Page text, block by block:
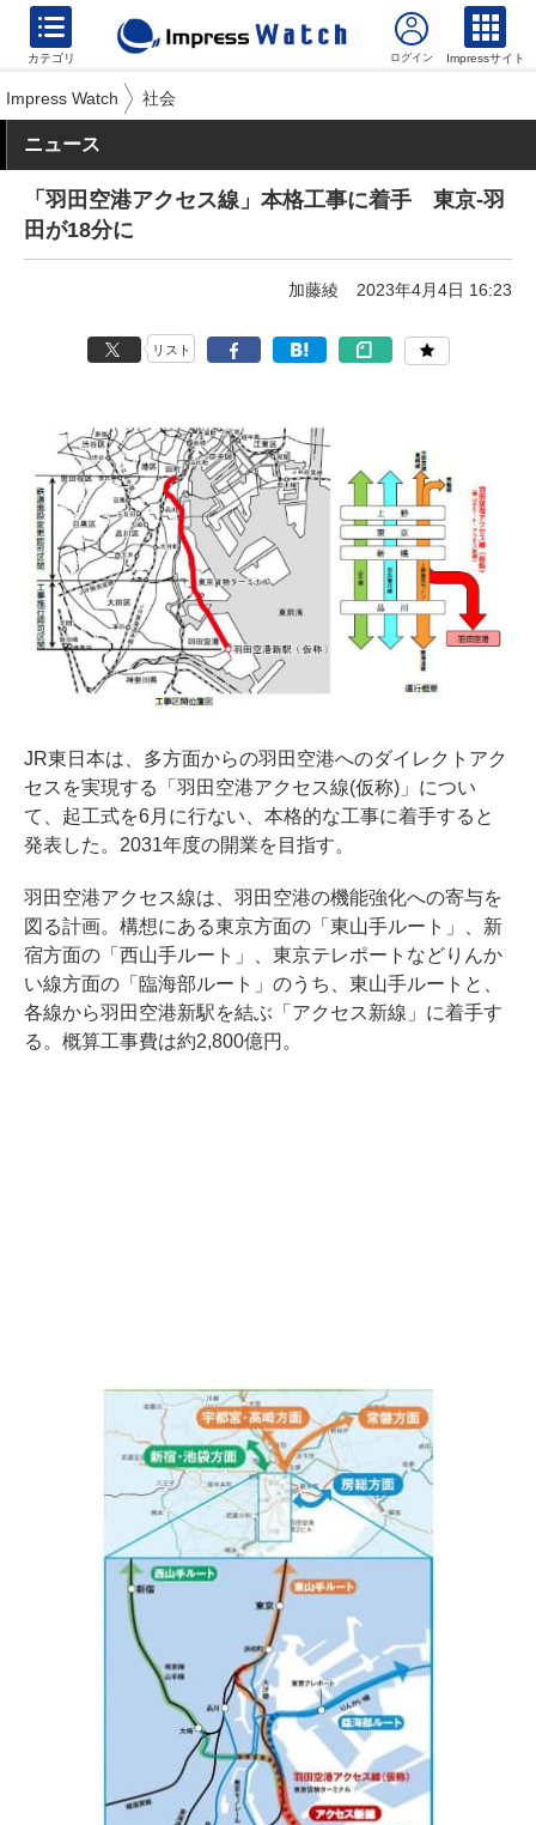
カテゴリ Impressサイト
Impress Watch 社会
ニュース
「羽田空港アクセス線」本格工事に着手 東京-羽
田が18分に
加藤綾 2023年4月4日 16:23
リスト
JR東日本は、多方面からの羽田空港へのダイレクトアク
セスを実現する「羽田空港アクセス線(仮称)」につい
て、起工式を6月に行ない、本格的な工事に着手すると
発表した。2031年度の開業を目指す。
羽田空港アクセス線は、羽田空港の機能強化への寄与を
図る計画。構想にある東京方面の「東山手ルート」、新
宿方面の「西山手ルート」、東京テレポートなどりんか
い線方面の「臨海部ルート」のうち、東山手ルートと、
各線から羽田空港新駅を結ぶ「アクセス新線」に着手す
る。概算工事費は約2,800億円。